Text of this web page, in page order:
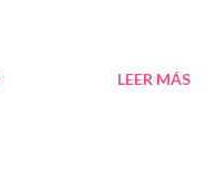
LEER MÁS